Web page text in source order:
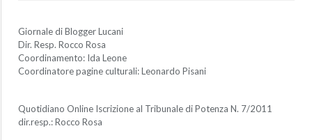
Giornale di Blogger Lucani
Dir. Resp. Rocco Rosa
Coordinamento: Ida Leone
Coordinatore pagine culturali: Leonardo Pisani
Quotidiano Online Iscrizione al Tribunale di Potenza N. 7/2011
dir.resp.: Rocco Rosa